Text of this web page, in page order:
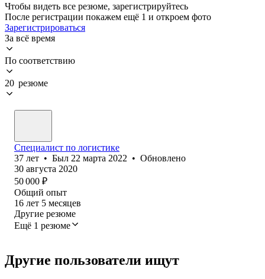
Чтобы видеть все резюме, зарегистрируйтесь
После регистрации покажем ещё 1 и откроем фото
Зарегистрироваться
За всё время
По соответствию
20 резюме
Специалист по логистике
37 лет • Был 22 марта 2022 • Обновлено
30 августа 2020
50 000 ₽
Общий опыт
16 лет 5 месяцев
Другие резюме
Ещё 1 резюме
Другие пользователи ищут